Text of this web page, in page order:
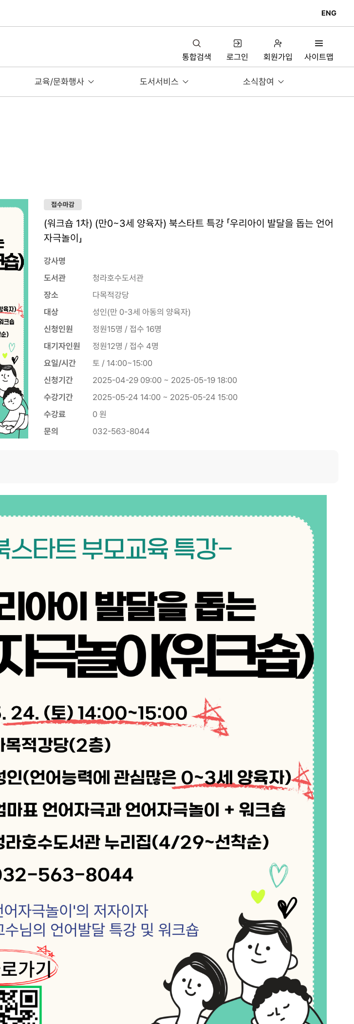
ENG
통합검색 로그인 회원가입 사이트맵
교육/문화행사 도서서비스 소식참여
접수마감
(워크숍 1차) (만0~3세 양육자) 북스타트 특강 「우리아이 발달을 돕는 언어
자극놀이」
강사명
도서관
청라호수도서관
장소
다목적강당
대상
성인(만 0-3세 아동의 양육자)
신청인원
정원15명 / 접수 16명
대기자인원
정원12명 / 접수 4명
요일/시간
토 / 14:00~15:00
신청기간
2025-04-29 09:00 ~ 2025-05-19 18:00
수강기간
2025-05-24 14:00 ~ 2025-05-24 15:00
수강료
0 원
문의
032-563-8044